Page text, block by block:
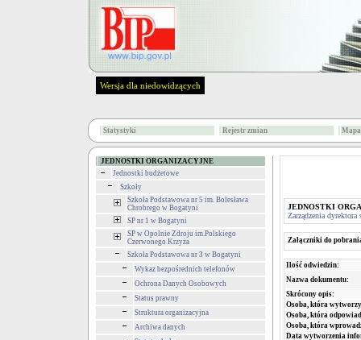
Wersja dla niedowidzących
Statystyki Rejestr zmian
JEDNOSTKI ORGANIZACYJNE
Jednostki budżetowe
Szkoły
Szkoła Podstawowa nr 5 im. Bolesława
Chrobrego w Bogatyni
SP nr 1 w Bogatyni
SP w Opolnie Zdroju im.Polskiego
Czerwonego Krzyża
Szkoła Podstawowa nr 3 w Bogatyni
Wykaz bezpośrednich telefonów
Ochrona Danych Osobowych
Status prawny
Struktura organizacyjna
Archiwa danych
JEDNOSTKI
Zarządzenia dyrektora
Załączniki do
Ilość odwiedzin:
Nazwa dokumentu:
Skrócony opis:
Osoba, która
Osoba, która
Osoba, która
Data wytworzenia